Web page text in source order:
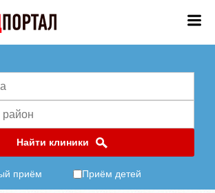
Найти клиники
приём Приём детей